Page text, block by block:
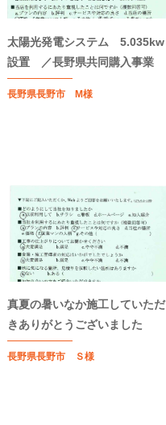
太陽光発電システム 5.035kw
設置 ／長野県共同購入事業
長野県長野市 M様
真夏の暑いなか施工していただ
きありがとうございました
長野県長野市 Ｓ様